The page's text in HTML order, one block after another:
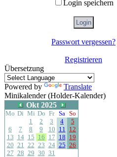
Login speichern
Passwort vergessen?
Registrieren
Übersetzung
Powered by
Translate
Minikalender (Holder-Kalender)
Okt 2025
Mo Di Mi Do Fr Sa So
1
2 3 4
5
6
7 8 9 10 11 12
13 14 15 16 17 18 19
20 21 22 23 24 25 26
27 28 29 30 31